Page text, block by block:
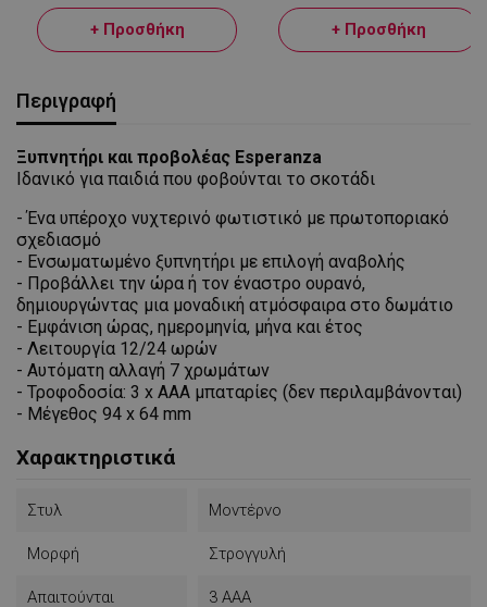
+ Προσθήκη + Προσθήκη
Περιγραφή
Ξυπνητήρι και προβολέας Esperanza
Ιδανικό για παιδιά που φοβούνται το σκοτάδι
- Ένα υπέροχο νυχτερινό φωτιστικό με πρωτοποριακό
σχεδιασμό
- Ενσωματωμένο ξυπνητήρι με επιλογή αναβολής
- Προβάλλει την ώρα ή τον έναστρο ουρανό,
δημιουργώντας μια μοναδική ατμόσφαιρα στο δωμάτιο
- Εμφάνιση ώρας, ημερομηνία, μήνα και έτος
- Λειτουργία 12/24 ωρών
- Αυτόματη αλλαγή 7 χρωμάτων
- Τροφοδοσία: 3 x AAA μπαταρίες (δεν περιλαμβάνονται)
- Μέγεθος 94 x 64 mm
Χαρακτηριστικά
Στυλ Μοντέρνο
Μορφή Στρογγυλή
Απαιτούνται
3 AAA